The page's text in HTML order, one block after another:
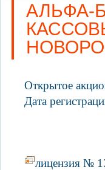
АЛЬФА-
Открытое
Дата
лицензия №